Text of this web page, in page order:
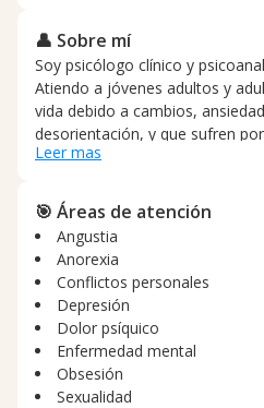
👤 Sobre mí
Soy psicólogo clínico y
Atiendo a jóvenes adultos y
vida debido a cambios,
desorientación, y que sufren
acompañamiento sin prejuicios
único y merece paciencia y
manera presencial, en Bogotá,
virtual (vía Meet).
Leer mas
🎯 Áreas de atención
Angustia
Anorexia
Conflictos personales
Depresión
Dolor psíquico
Enfermedad mental
Obsesión
Sexualidad